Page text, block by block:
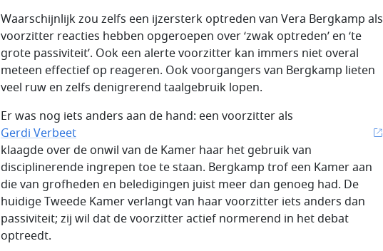
Waarschijnlijk zou zelfs een ijzersterk optreden van Vera Bergkamp als
voorzitter reacties hebben opgeroepen over ‘zwak optreden’ en ‘te
grote passiviteit’. Ook een alerte voorzitter kan immers niet overal
meteen effectief op reageren. Ook voorgangers van Bergkamp lieten
veel ruw en zelfs denigrerend taalgebruik lopen.
Er was nog iets anders aan de hand: een voorzitter als
Gerdi Verbeet
klaagde over de onwil van de Kamer haar het gebruik van
disciplinerende ingrepen toe te staan. Bergkamp trof een Kamer aan
die van grofheden en beledigingen juist meer dan genoeg had. De
huidige Tweede Kamer verlangt van haar voorzitter iets anders dan
passiviteit; zij wil dat de voorzitter actief normerend in het debat
optreedt.